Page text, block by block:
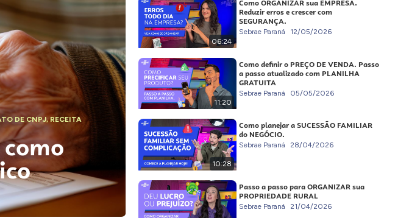
DE CNPJ,RECEITA
06:24
Como ORGANIZAR sua EMPRESA.
Reduzir erros e crescer com
SEGURANÇA.
Sebrae Paraná 12/05/2026
11:20
Como definir o PREÇO DE VENDA. Passo
a passo atualizado com PLANILHA
GRATUITA
Sebrae Paraná 05/05/2026
10:28
Como planejar a SUCESSÃO FAMILIAR
do NEGÓCIO.
Sebrae Paraná 28/04/2026
Passo a passo para ORGANIZAR sua
PROPRIEDADE RURAL
Sebrae Paraná 21/04/2026